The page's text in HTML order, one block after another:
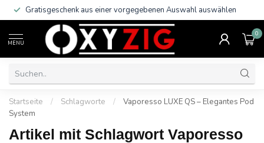
Gratisgeschenk aus einer vorgegebenen Auswahl auswählen
MENU
0
Startseite / Schlagworte /
Vaporesso LUXE QS – Elegantes Pod
System
Artikel mit Schlagwort Vaporesso